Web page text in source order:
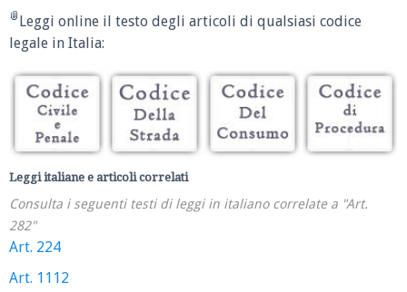
Leggi online il testo degli articoli di qualsiasi codice
legale in Italia:
Leggi italiane e articoli correlati
Consulta i seguenti testi di leggi in italiano correlate a "Art.
282"
Art. 224
Art. 1112